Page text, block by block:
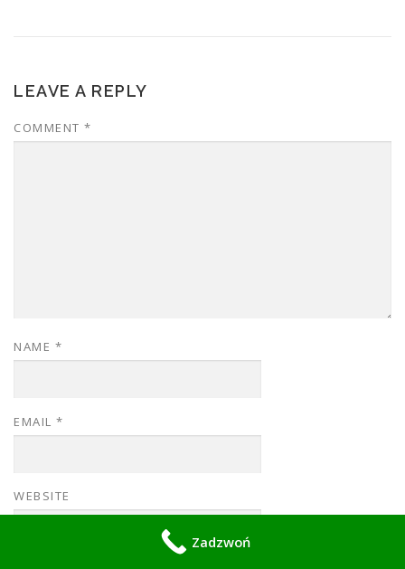
LEAVE A REPLY
COMMENT *
NAME *
EMAIL *
WEBSITE
Zadzwoń